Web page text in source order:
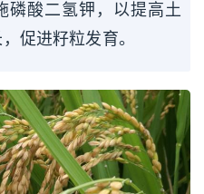
磷酸二氢钾，以提高土
促进籽粒发育。